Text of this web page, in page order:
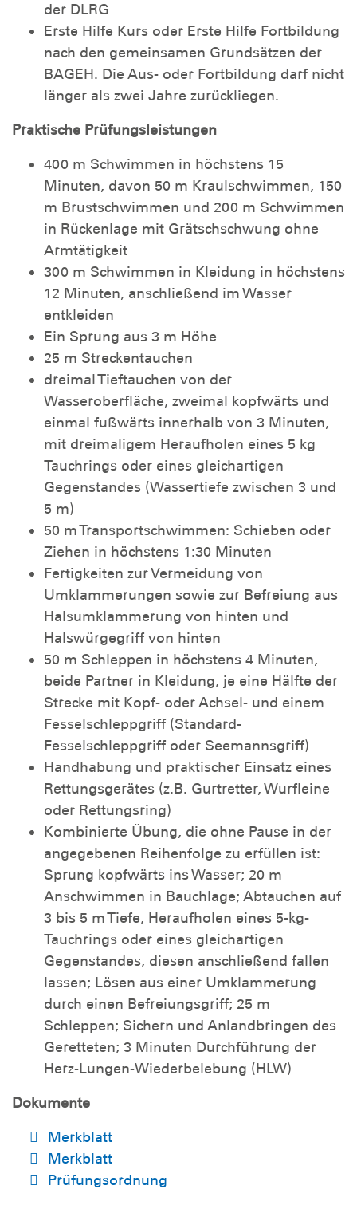
der DLRG
Erste Hilfe Kurs oder Erste Hilfe Fortbildung
nach den gemeinsamen Grundsätzen der
BAGEH. Die Aus- oder Fortbildung darf nicht
länger als zwei Jahre zurückliegen.
Praktische Prüfungsleistungen
400 m Schwimmen in höchstens 15
Minuten, davon 50 m Kraulschwimmen, 150
m Brustschwimmen und 200 m Schwimmen
in Rückenlage mit Grätschschwung ohne
Armtätigkeit
300 m Schwimmen in Kleidung in höchstens
12 Minuten, anschließend im Wasser
entkleiden
Ein Sprung aus 3 m Höhe
25 m Streckentauchen
dreimal Tieftauchen von der
Wasseroberfläche, zweimal kopfwärts und
einmal fußwärts innerhalb von 3 Minuten,
mit dreimaligem Heraufholen eines 5 kg
Tauchrings oder eines gleichartigen
Gegenstandes (Wassertiefe zwischen 3 und
5 m)
50 m Transportschwimmen: Schieben oder
Ziehen in höchstens 1:30 Minuten
Fertigkeiten zur Vermeidung von
Umklammerungen sowie zur Befreiung aus
Halsumklammerung von hinten und
Halswürgegriff von hinten
50 m Schleppen in höchstens 4 Minuten,
beide Partner in Kleidung, je eine Hälfte der
Strecke mit Kopf- oder Achsel- und einem
Fesselschleppgriff (Standard-
Fesselschleppgriff oder Seemannsgriff)
Handhabung und praktischer Einsatz eines
Rettungsgerätes (z.B. Gurtretter, Wurfleine
oder Rettungsring)
Kombinierte Übung, die ohne Pause in der
angegebenen Reihenfolge zu erfüllen ist:
Sprung kopfwärts ins Wasser; 20 m
Anschwimmen in Bauchlage; Abtauchen auf
3 bis 5 m Tiefe, Heraufholen eines 5-kg-
Tauchrings oder eines gleichartigen
Gegenstandes, diesen anschließend fallen
lassen; Lösen aus einer Umklammerung
durch einen Befreiungsgriff; 25 m
Schleppen; Sichern und Anlandbringen des
Geretteten; 3 Minuten Durchführung der
Herz-Lungen-Wiederbelebung (HLW)
Dokumente
Merkblatt
Merkblatt
Prüfungsordnung